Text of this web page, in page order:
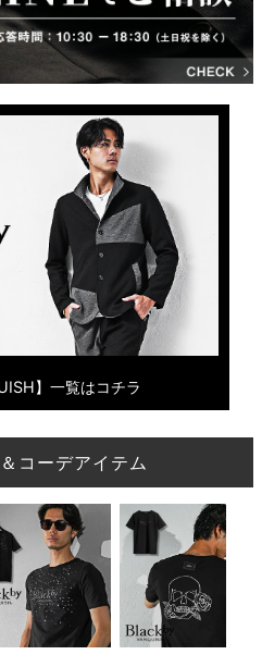
】一覧はコチラ
コーデアイテム